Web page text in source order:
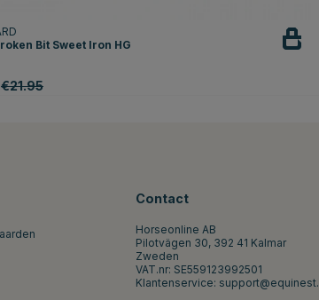
Bit Sweet Iron HG
€21.95
Contact
Horseonline AB
Pilotvägen 30, 392 41 Kalmar
Zweden
VAT.nr: SE559123992501
Klantenservice: